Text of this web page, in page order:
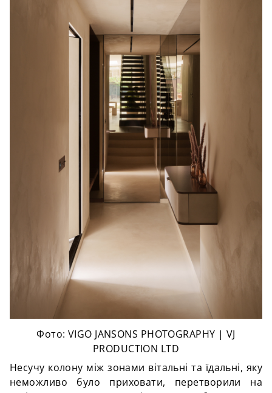
Фото: VIGO JANSONS PHOTOGRAPHY | VJ
PRODUCTION LTD
Несучу колону між зонами вітальні та їдальні, яку
неможливо було приховати, перетворили на